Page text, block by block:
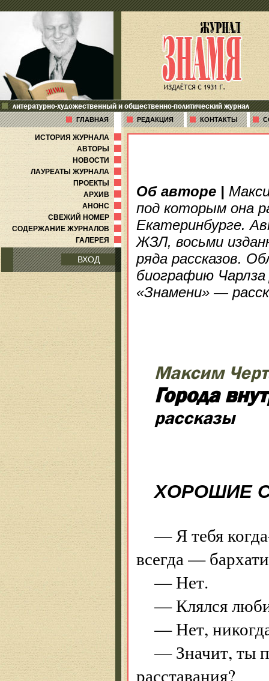
литературно-художественный и общественно-политический журнал
ГЛАВНАЯ РЕДАКЦИЯ КОНТАКТЫ
ИСТОРИЯ ЖУРНАЛА
АВТОРЫ
НОВОСТИ
ЛАУРЕАТЫ ЖУРНАЛА
ПРОЕКТЫ
АРХИВ
АНОНС
СВЕЖИЙ НОМЕР
СОДЕРЖАНИЕ ЖУРНАЛОВ
ГАЛЕРЕЯ
ВХОД
Об авторе |
под которым она
Екатеринбурге.
ЖЗЛ, восьми
ряда рассказов.
биографию
«Знамени» —
Максим
Города
рассказы
ХОРОШИЕ
— Я тебя
всегда —
— Нет.
— Клялся
— Нет,
— Значит, ты
расставания?